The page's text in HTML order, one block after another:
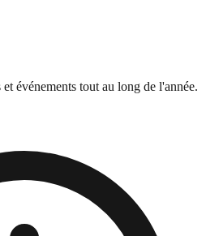
événements tout au long de l'année.